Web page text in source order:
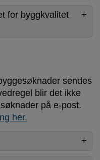
for byggkvalitet
sendes
blir det ikke
på e-post.
her.